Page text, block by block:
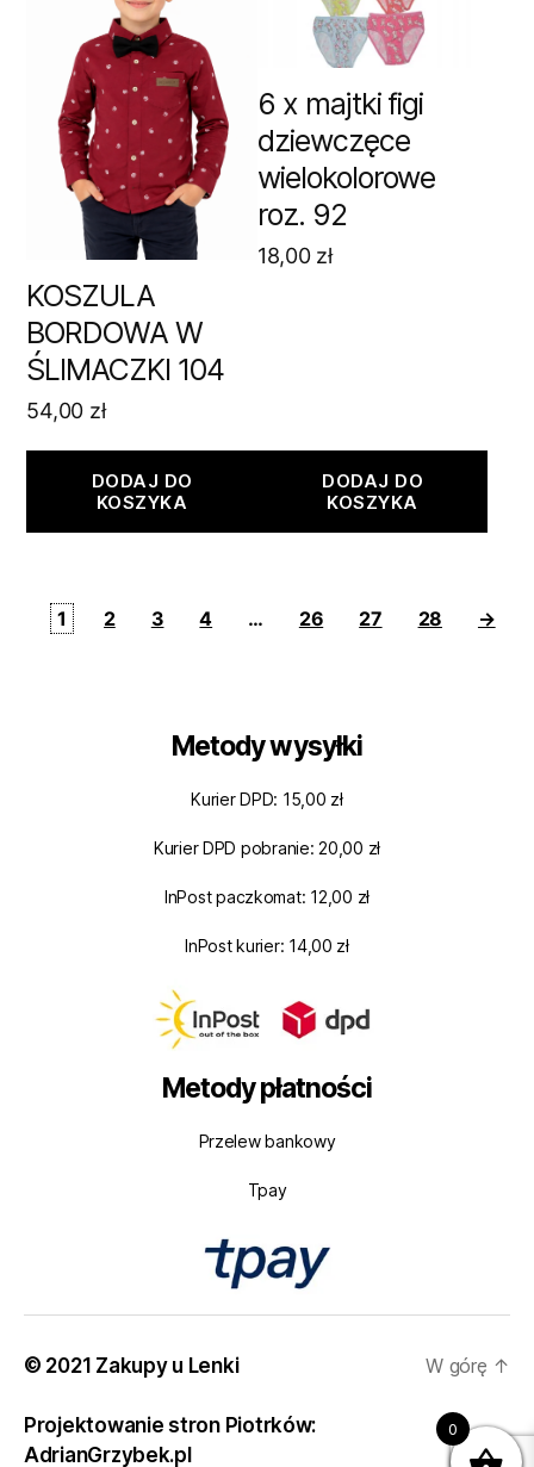
KOSZULA
BORDOWA W
ŚLIMACZKI 104
54,00 zł
DODAJ DO
KOSZYKA
6 x majtki figi
dziewczęce
wielokolorowe
roz. 92
18,00 zł
DODAJ DO
KOSZYKA
1 2 3 4 … 26 27 28 →
Metody wysyłki
Kurier DPD: 15,00 zł
Kurier DPD pobranie: 20,00 zł
InPost paczkomat: 12,00 zł
InPost kurier: 14,00 zł
Metody płatności
Przelew bankowy
Tpay
© 2021 Zakupy u Lenki
Projektowanie stron Piotrków:
AdrianGrzybek.pl
W górę ↑
0